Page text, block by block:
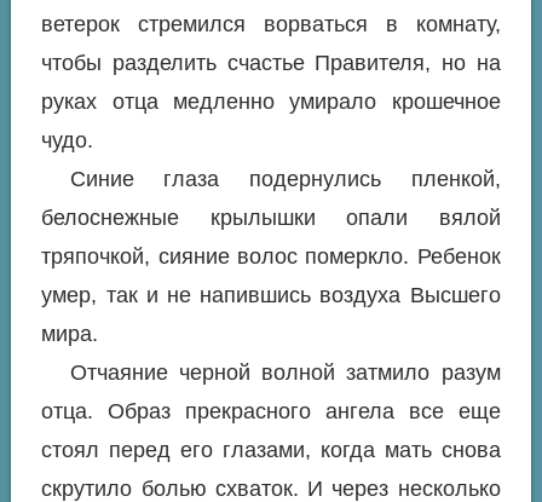
ветерок стремился ворваться в комнату,
чтобы разделить счастье Правителя, но на
руках отца медленно умирало крошечное
чудо.
Синие глаза подернулись пленкой,
белоснежные крылышки опали вялой
тряпочкой, сияние волос померкло. Ребенок
умер, так и не напившись воздуха Высшего
мира.
Отчаяние черной волной затмило разум
отца. Образ прекрасного ангела все еще
стоял перед его глазами, когда мать снова
скрутило болью схваток. И через несколько